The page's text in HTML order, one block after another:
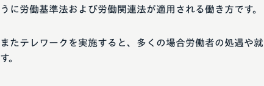
うに労働基準法および労働関連法が適用される働き方です。
またテレワークを実施すると、多くの場合労働者の処遇や
す。